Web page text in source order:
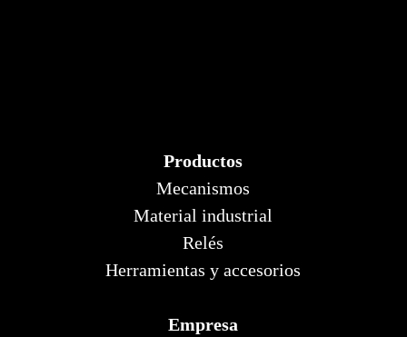
Productos
Mecanismos
Material industrial
Relés
Herramientas y accesorios
Empresa